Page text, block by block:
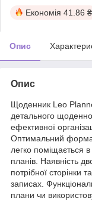
Економія 41.86 ₴
Опис
Опис
Щоденник Leo
детального
ефективної
Оптимальний
легко поміщається
планів. Наявність
потрібної сторінки
записах.
плани чи